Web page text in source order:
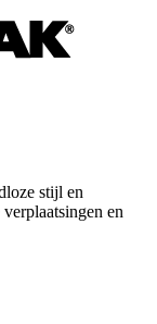
stijl en
en